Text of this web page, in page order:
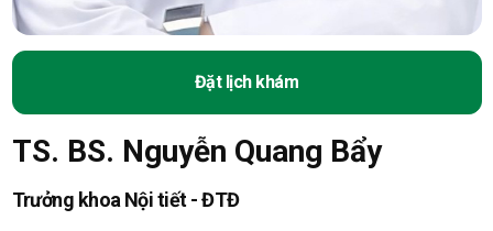
Đặt lịch khám
TS. BS. Nguyễn Quang Bẩy
Trưởng khoa Nội tiết - ĐTĐ